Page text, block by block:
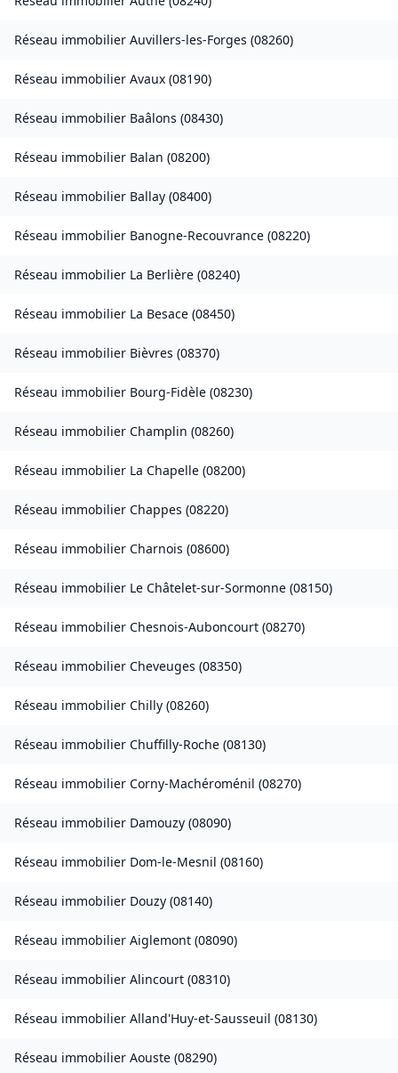
Réseau immobilier Auvillers-les-Forges (08260)
Réseau immobilier Avaux (08190)
Réseau immobilier Baâlons (08430)
Réseau immobilier Balan (08200)
Réseau immobilier Ballay (08400)
Réseau immobilier Banogne-Recouvrance (08220)
Réseau immobilier La Berlière (08240)
Réseau immobilier La Besace (08450)
Réseau immobilier Bièvres (08370)
Réseau immobilier Bourg-Fidèle (08230)
Réseau immobilier Champlin (08260)
Réseau immobilier La Chapelle (08200)
Réseau immobilier Chappes (08220)
Réseau immobilier Charnois (08600)
Réseau immobilier Le Châtelet-sur-Sormonne (08150)
Réseau immobilier Chesnois-Auboncourt (08270)
Réseau immobilier Cheveuges (08350)
Réseau immobilier Chilly (08260)
Réseau immobilier Chuffilly-Roche (08130)
Réseau immobilier Corny-Machéroménil (08270)
Réseau immobilier Damouzy (08090)
Réseau immobilier Dom-le-Mesnil (08160)
Réseau immobilier Douzy (08140)
Réseau immobilier Aiglemont (08090)
Réseau immobilier Alincourt (08310)
Réseau immobilier Alland'Huy-et-Sausseuil (08130)
Réseau immobilier Aouste (08290)